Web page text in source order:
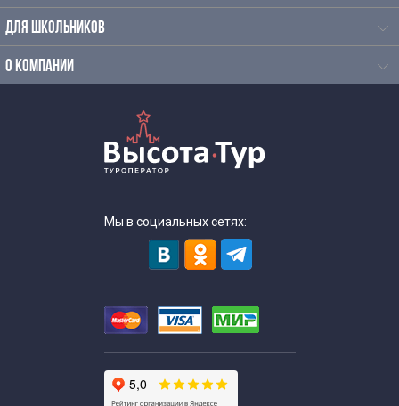
ДЛЯ ШКОЛЬНИКОВ
О КОМПАНИИ
Мы в социальных сетях: